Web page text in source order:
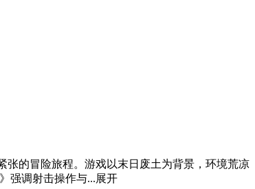
张的冒险旅程。游戏以末日废土为背景，环境荒凉
强调射击操作与...展开